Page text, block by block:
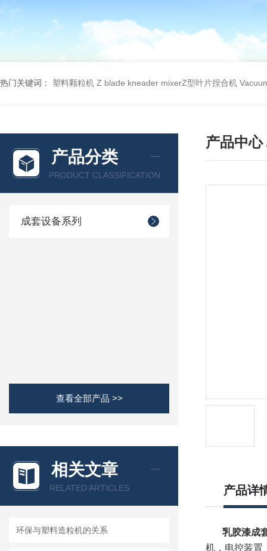
热门关键词： 塑料颗粒机 Z blade kneader mixerZ型叶片捏合机
产品分类
PRODUCT CLASSIFICATION
成套设备系列
查看全部产品 >>
相关文章
RELATED ARTICLES
环保与塑料造粒机的关系
产品中心
产品详
乳胶漆成
机，电控装置